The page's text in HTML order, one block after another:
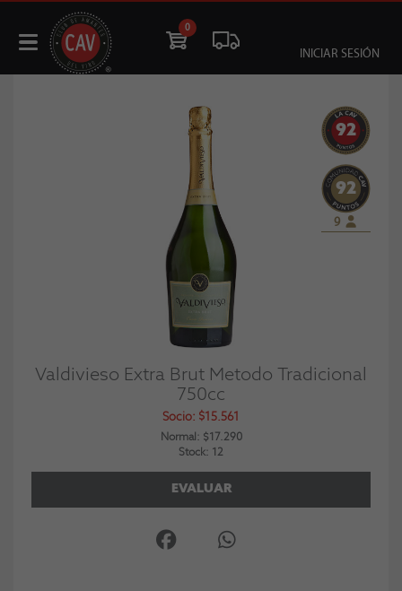
0
INICIAR SESIÓN
92
92
9
Valdivieso Extra Brut Metodo Tradicional
750cc
Socio: $15.561
Normal: $17.290
Stock: 12
EVALUAR